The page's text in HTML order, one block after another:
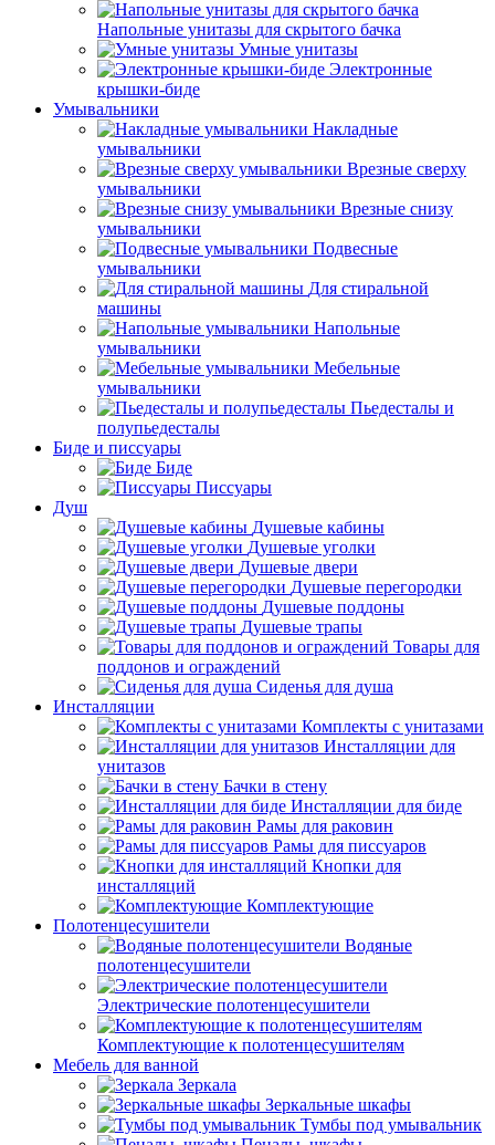
Напольные унитазы для скрытого бачка
Умные унитазы
Электронные
крышки-биде
Умывальники
Накладные
умывальники
Врезные сверху
умывальники
Врезные снизу
умывальники
Подвесные
умывальники
Для стиральной
машины
Напольные
умывальники
Мебельные
умывальники
Пьедесталы и
полупьедесталы
Биде и писсуары
Биде
Писсуары
Душ
Душевые кабины
Душевые уголки
Душевые двери
Душевые перегородки
Душевые поддоны
Душевые трапы
Товары для
поддонов и ограждений
Сиденья для душа
Инсталляции
Комплекты с унитазами
Инсталляции для
унитазов
Бачки в стену
Инсталляции для биде
Рамы для раковин
Рамы для писсуаров
Кнопки для
инсталляций
Комплектующие
Полотенцесушители
Водяные
полотенцесушители
Электрические полотенцесушители
Комплектующие к полотенцесушителям
Мебель для ванной
Зеркала
Зеркальные шкафы
Тумбы под умывальник